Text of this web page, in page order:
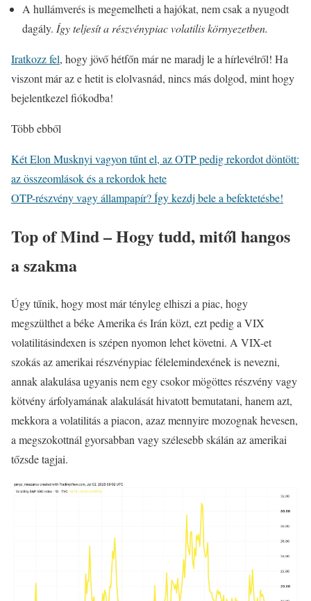
A hullámverés is megemelheti a hajókat, nem csak a nyugodt
dagály. Így teljesít a részvénypiac volatilis környezetben.
Iratkozz fel, hogy jövő hétfőn már ne maradj le a hírlevélről! Ha
viszont már az e hetit is elolvasnád, nincs más dolgod, mint hogy
bejelentkezel fiókodba!
Több ebből
Két Elon Musknyi vagyon tűnt el, az OTP pedig rekordot döntött:
az összeomlások és a rekordok hete
OTP-részvény vagy állampapír? Így kezdj bele a befektetésbe!
Top of Mind – Hogy tudd, mitől hangos
a szakma
Úgy tűnik, hogy most már tényleg elhiszi a piac, hogy
megszülthet a béke Amerika és Irán közt, ezt pedig a VIX
volatilitásindexen is szépen nyomon lehet követni. A VIX-et
szokás az amerikai részvénypiac félelemindexének is nevezni,
annak alakulása ugyanis nem egy csokor mögöttes részvény vagy
kötvény árfolyamának alakulását hivatott bemutatani, hanem azt,
mekkora a volatilitás a piacon, azaz mennyire mozognak hevesen,
a megszokottnál gyorsabban vagy szélesebb skálán az amerikai
tőzsde tagjai.